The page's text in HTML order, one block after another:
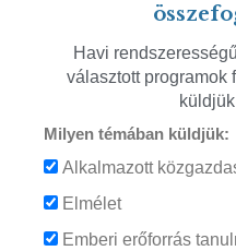
Havi
választott programok
Milyen témában küldjük:
Alkalmazott
Elmélet
Emberi erőforrás